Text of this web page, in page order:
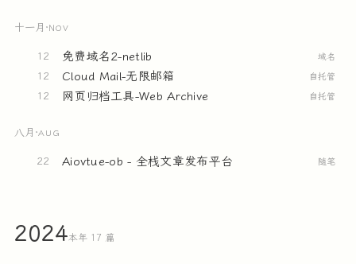
十一月 ·NOV
12 免费域名2-netlib 域名
12 Cloud Mail-无限邮箱 自托管
12 网页归档工具-Web Archive 自托管
八月 ·AUG
22 Aiovtue-ob - 全栈文章发布平台 随笔
2024本年 17 篇